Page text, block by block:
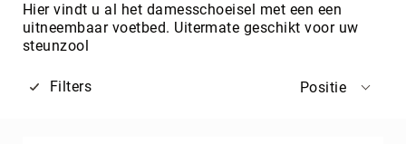
Hier vindt u al het damesschoeisel met een een
uitneembaar voetbed. Uitermate geschikt voor uw
steunzool
Filters Positie